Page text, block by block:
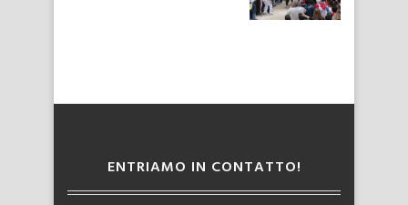
ENTRIAMO IN CONTATTO!